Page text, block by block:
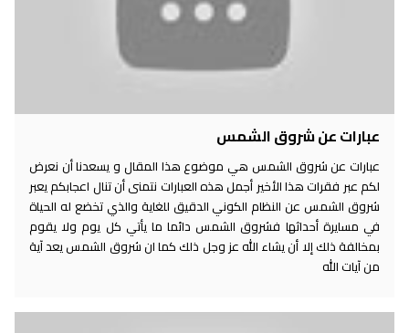
عبارات عن شروق الشمس
عبارات عن شروق الشمس هي موضوع هذا المقال و يسعدنا أن نعرض
لكم عبر فقرات هذا الأخير أجمل هذه العبارات نتمنى أن تنال اعجابكم يعبر
شروق الشمس عن النظام الكوني الدقيق للغاية والذي تخضع له الحياة
في مسايرة أحداثها فشروق الشمس دائما ما يأتي كل يوم ولا يقوم
بمخالفة ذلك إلا أن يشاء الله عز وجل ذلك كما ان شروق الشمس يعد آية
من آيات الله